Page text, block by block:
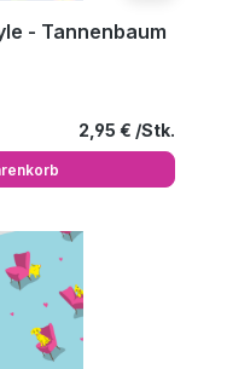
- Tannenbaum
Regulärer
2,95 €